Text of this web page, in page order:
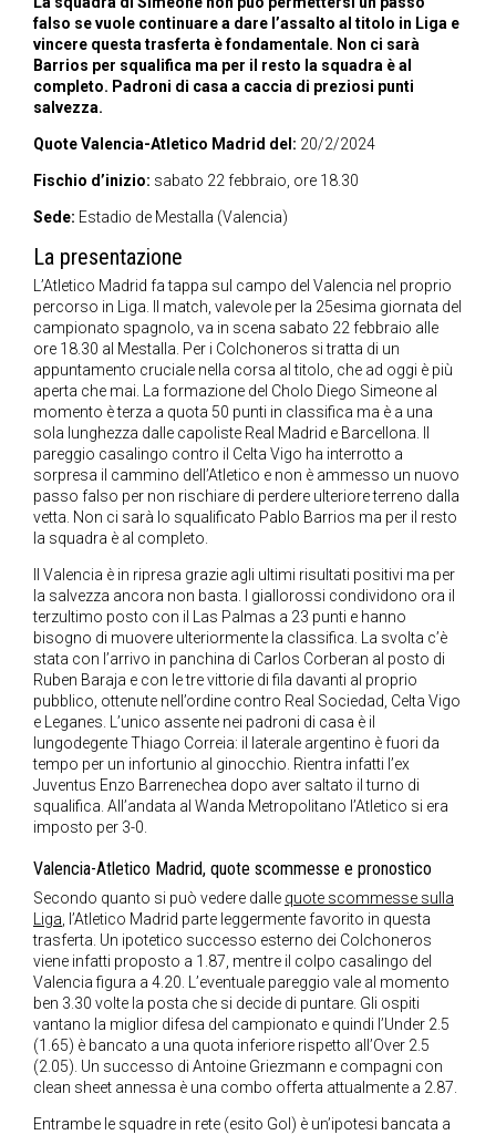
falso se vuole continuare a dare l’assalto al titolo in Liga e
vincere questa trasferta è fondamentale. Non ci sarà
Barrios per squalifica ma per il resto la squadra è al
completo. Padroni di casa a caccia di preziosi punti
salvezza.
Quote Valencia-Atletico Madrid del: 20/2/2024
Fischio d’inizio: sabato 22 febbraio, ore 18.30
Sede: Estadio de Mestalla (Valencia)
La presentazione
L’Atletico Madrid fa tappa sul campo del Valencia nel proprio
percorso in Liga. Il match, valevole per la 25esima giornata del
campionato spagnolo, va in scena sabato 22 febbraio alle
ore 18.30 al Mestalla. Per i Colchoneros si tratta di un
appuntamento cruciale nella corsa al titolo, che ad oggi è più
aperta che mai. La formazione del Cholo Diego Simeone al
momento è terza a quota 50 punti in classifica ma è a una
sola lunghezza dalle capoliste Real Madrid e Barcellona. Il
pareggio casalingo contro il Celta Vigo ha interrotto a
sorpresa il cammino dell’Atletico e non è ammesso un nuovo
passo falso per non rischiare di perdere ulteriore terreno dalla
vetta. Non ci sarà lo squalificato Pablo Barrios ma per il resto
la squadra è al completo.
Il Valencia è in ripresa grazie agli ultimi risultati positivi ma per
la salvezza ancora non basta. I giallorossi condividono ora il
terzultimo posto con il Las Palmas a 23 punti e hanno
bisogno di muovere ulteriormente la classifica. La svolta c’è
stata con l’arrivo in panchina di Carlos Corberan al posto di
Ruben Baraja e con le tre vittorie di fila davanti al proprio
pubblico, ottenute nell’ordine contro Real Sociedad, Celta Vigo
e Leganes. L’unico assente nei padroni di casa è il
lungodegente Thiago Correia: il laterale argentino è fuori da
tempo per un infortunio al ginocchio. Rientra infatti l’ex
Juventus Enzo Barrenechea dopo aver saltato il turno di
squalifica. All’andata al Wanda Metropolitano l’Atletico si era
imposto per 3-0.
Valencia-Atletico Madrid, quote scommesse e pronostico
Secondo quanto si può vedere dalle quote scommesse sulla
Liga, l’Atletico Madrid parte leggermente favorito in questa
trasferta. Un ipotetico successo esterno dei Colchoneros
viene infatti proposto a 1.87, mentre il colpo casalingo del
Valencia figura a 4.20. L’eventuale pareggio vale al momento
ben 3.30 volte la posta che si decide di puntare. Gli ospiti
vantano la miglior difesa del campionato e quindi l’Under 2.5
(1.65) è bancato a una quota inferiore rispetto all’Over 2.5
(2.05). Un successo di Antoine Griezmann e compagni con
clean sheet annessa è una combo offerta attualmente a 2.87.
Entrambe le squadre in rete (esito Gol) è un’ipotesi bancata a